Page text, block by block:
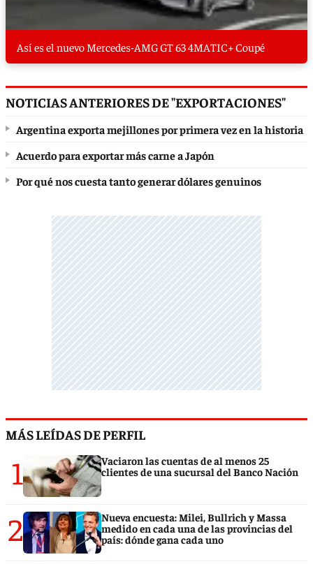
Así es el nuevo Mercedes-AMG GT 63 4MATIC+ Coupé
NOTICIAS ANTERIORES DE "EXPORTACIONES"
Argentina exporta mejillones por primera vez en la historia
Acuerdo para exportar más carne a Japón
Por qué nos cuesta tanto generar dólares genuinos
MÁS LEÍDAS DE PERFIL
1
Vaciaron las cuentas de al menos 25
clientes de una sucursal del Banco Nación
2
Nueva encuesta: Milei, Bullrich y Massa
medido en cada una de las provincias del
país: dónde gana cada uno